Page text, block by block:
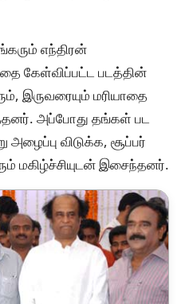
எந்திரன்
கேள்விப்பட்ட படத்தின்
இருவரையும் மரியாதை
அப்போது தங்கள் பட
அழைப்பு விடுக்க, சூப்பர்
மகிழ்ச்சியுடன் இசைந்தனர்.